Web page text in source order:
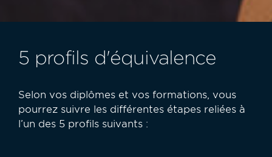
5 profils d'équivalence
Selon vos diplômes et vos formations, vous
pourrez suivre les différentes étapes reliées à
l’un des 5 profils suivants :